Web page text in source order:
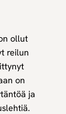
ollut
reilun
on
ja